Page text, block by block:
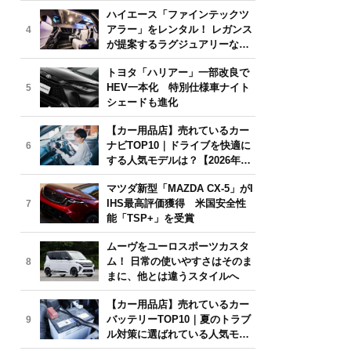
4
ハイエース「ファインテックツ
アラー」をレンタル！ レガンス
が提案するラグジュアリーな移
動体験
5
トヨタ「ハリアー」一部改良で
HEV一本化 特別仕様車ナイト
シェードも進化
6
【カー用品店】売れているカー
ナビTOP10｜ドライブを快適に
する人気モデルは？【2026年6
月版】
7
マツダ新型「MAZDA CX-5」がI
IHS最高評価獲得 米国安全性
能「TSP+」を受賞
8
ムーヴをユーロスポーツカスタ
ム！ 日常の使いやすさはそのま
まに、他とは違うスタイルへ
9
【カー用品店】売れているカー
バッテリーTOP10｜夏のトラブ
ル対策に選ばれている人気モデ